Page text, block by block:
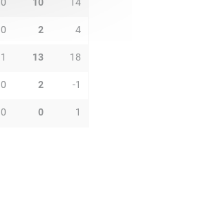
0 2 4
1 13 18
0 2 -1
0 0 1